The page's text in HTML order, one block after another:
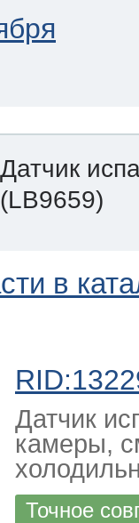
Датчик
(LB9659)
в
Датчик
камеры,
Точное